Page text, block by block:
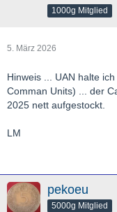
1000g Mitglied
5. März 2026
Hinweis ... UAN halte
Comman Units) ... der
2025 nett aufgestockt.
LM
pekoeu
5000g Mitglied